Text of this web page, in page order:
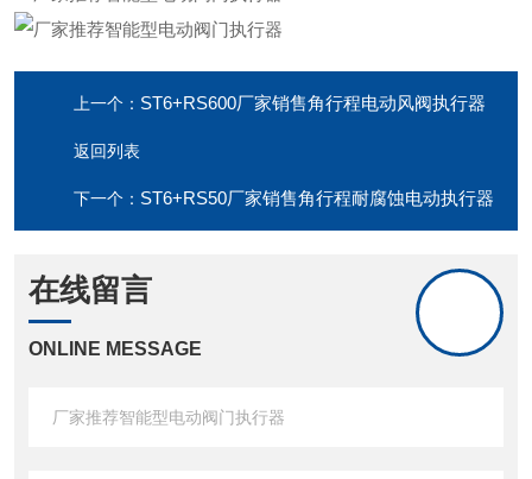
上一个： ST6+RS600厂家销售角行程电动风阀执行器
返回列表
下一个： ST6+RS50厂家销售角行程耐腐蚀电动执行器
在线留言
ONLINE MESSAGE